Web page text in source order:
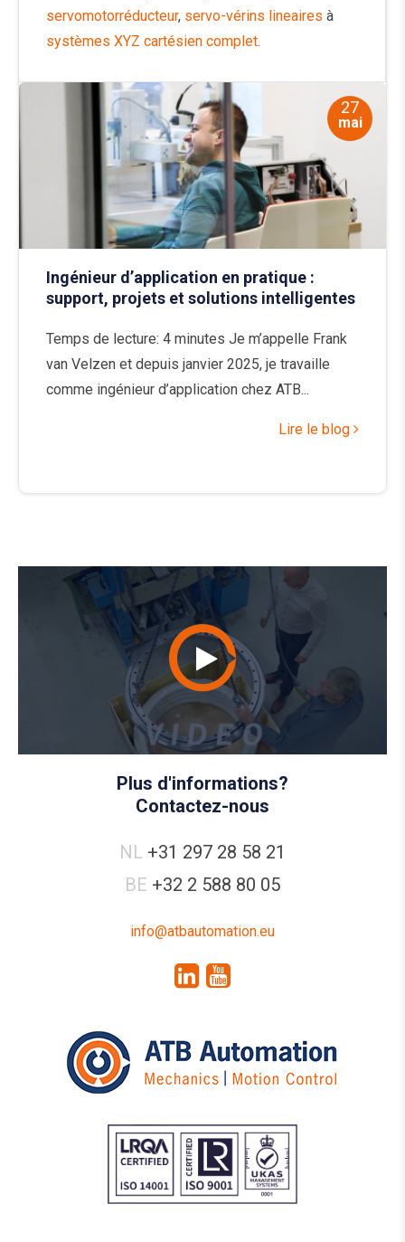
servomotorréducteur, servo-vérins lineaires à
systèmes XYZ cartésien complet.
27
mai
Ingénieur d’application en pratique :
support, projets et solutions intelligentes
Temps de lecture: 4 minutes Je m’appelle Frank
van Velzen et depuis janvier 2025, je travaille
comme ingénieur d’application chez ATB...
Lire le blog
Plus d'informations?
Contactez-nous
NL +31 297 28 58 21
BE +32 2 588 80 05
info@atbautomation.eu